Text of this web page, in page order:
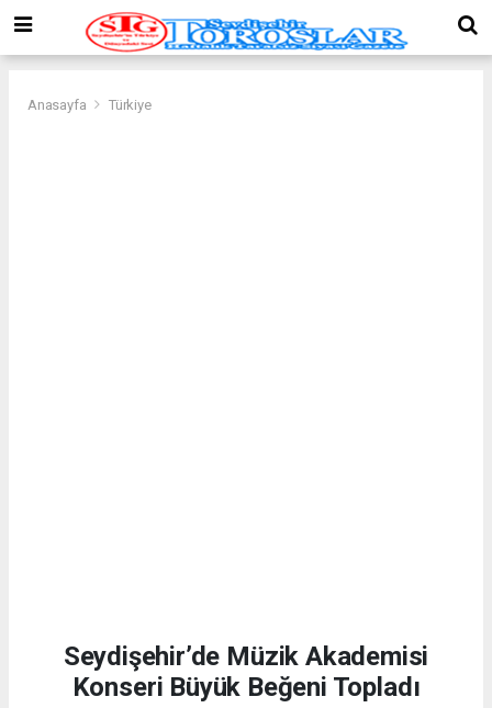
Anasayfa Türkiye
Seydişehir’de Müzik Akademisi
Konseri Büyük Beğeni Topladı